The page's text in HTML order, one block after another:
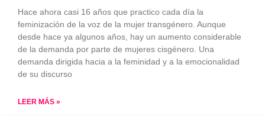
Hace ahora casi 16 años que practico cada día la
feminización de la voz de la mujer transgénero. Aunque
desde hace ya algunos años, hay un aumento considerable
de la demanda por parte de mujeres cisgénero. Una
demanda dirigida hacia a la feminidad y a la emocionalidad
de su discurso
LEER MÁS »